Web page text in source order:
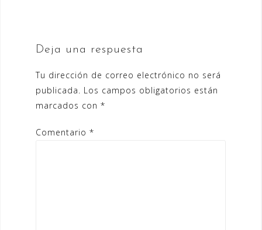
Deja una respuesta
Tu dirección de correo electrónico no será
publicada. Los campos obligatorios están
marcados con *
Comentario *